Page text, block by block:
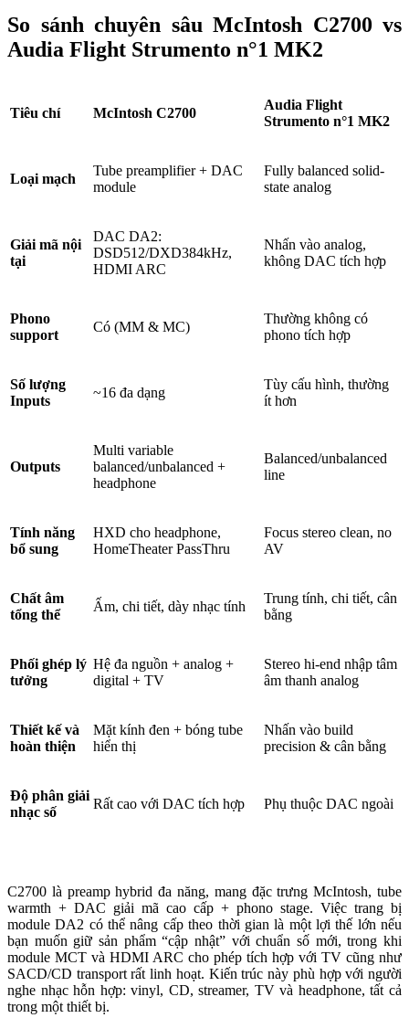
So sánh chuyên sâu McIntosh C2700 vs
Audia Flight Strumento n°1 MK2
Tiêu chí McIntosh C2700
Audia Flight
Strumento n°1 MK2
Loại mạch
Tube preamplifier + DAC
module
Fully balanced solid-
state analog
Giải mã nội
tại
DAC DA2:
DSD512/DXD384kHz,
HDMI ARC
Nhấn vào analog,
không DAC tích hợp
Phono
support
Có (MM & MC)
Thường không có
phono tích hợp
Số lượng
Inputs
~16 đa dạng
Tùy cấu hình, thường
ít hơn
Outputs
Multi variable
balanced/unbalanced +
headphone
Balanced/unbalanced
line
Tính năng
bổ sung
HXD cho headphone,
HomeTheater PassThru
Focus stereo clean, no
AV
Chất âm
tổng thể
Ấm, chi tiết, dày nhạc tính
Trung tính, chi tiết, cân
bằng
Phối ghép lý
tưởng
Hệ đa nguồn + analog +
digital + TV
Stereo hi-end nhập tâm
âm thanh analog
Thiết kế và
hoàn thiện
Mặt kính đen + bóng tube
hiển thị
Nhấn vào build
precision & cân bằng
Độ phân giải
nhạc số
Rất cao với DAC tích hợp Phụ thuộc DAC ngoài
C2700 là preamp hybrid đa năng, mang đặc trưng McIntosh, tube
warmth + DAC giải mã cao cấp + phono stage. Việc trang bị
module DA2 có thể nâng cấp theo thời gian là một lợi thế lớn nếu
bạn muốn giữ sản phẩm “cập nhật” với chuẩn số mới, trong khi
module MCT và HDMI ARC cho phép tích hợp với TV cũng như
SACD/CD transport rất linh hoạt. Kiến trúc này phù hợp với người
nghe nhạc hỗn hợp: vinyl, CD, streamer, TV và headphone, tất cả
trong một thiết bị.